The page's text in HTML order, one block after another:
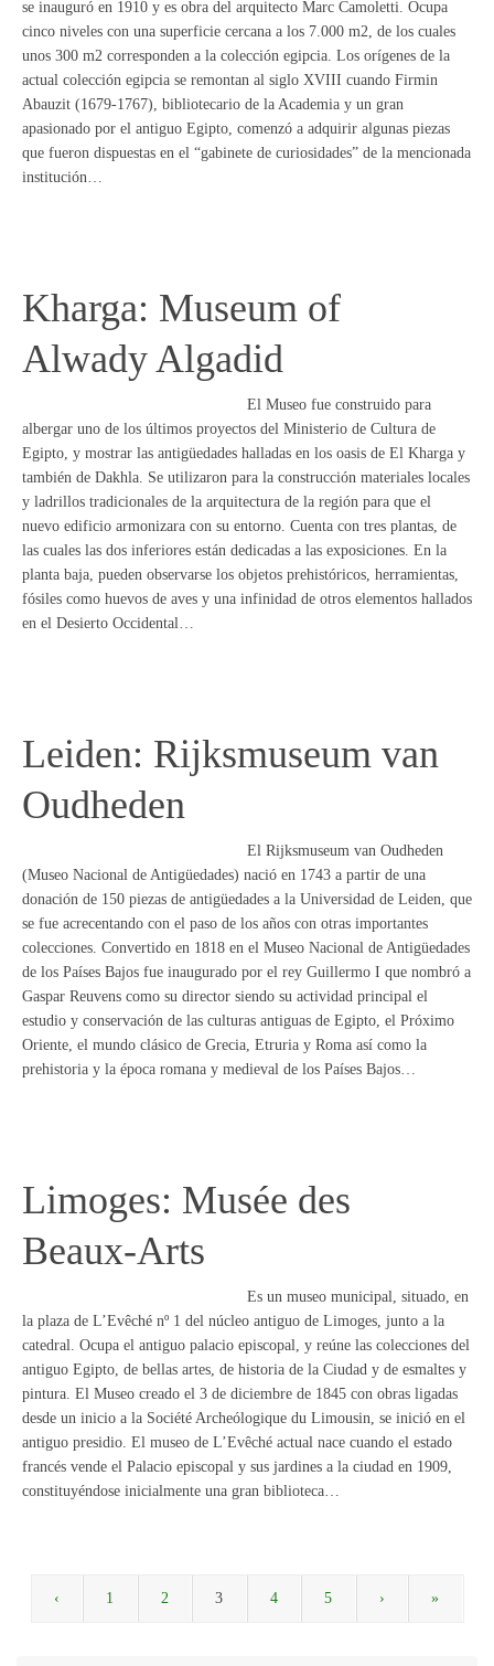
se inauguró en 1910 y es obra del arquitecto Marc Camoletti. Ocupa
cinco niveles con una superficie cercana a los 7.000 m2, de los cuales
unos 300 m2 corresponden a la colección egipcia. Los orígenes de la
actual colección egipcia se remontan al siglo XVIII cuando Firmin
Abauzit (1679-1767), bibliotecario de la Academia y un gran
apasionado por el antiguo Egipto, comenzó a adquirir algunas piezas
que fueron dispuestas en el “gabinete de curiosidades” de la mencionada
institución…
Kharga: Museum of
Alwady Algadid
El Museo fue construido para
albergar uno de los últimos proyectos del Ministerio de Cultura de
Egipto, y mostrar las antigüedades halladas en los oasis de El Kharga y
también de Dakhla. Se utilizaron para la construcción materiales locales
y ladrillos tradicionales de la arquitectura de la región para que el
nuevo edificio armonizara con su entorno. Cuenta con tres plantas, de
las cuales las dos inferiores están dedicadas a las exposiciones. En la
planta baja, pueden observarse los objetos prehistóricos, herramientas,
fósiles como huevos de aves y una infinidad de otros elementos hallados
en el Desierto Occidental…
Leiden: Rijksmuseum van
Oudheden
El Rijksmuseum van Oudheden
(Museo Nacional de Antigüedades) nació en 1743 a partir de una
donación de 150 piezas de antigüedades a la Universidad de Leiden, que
se fue acrecentando con el paso de los años con otras importantes
colecciones. Convertido en 1818 en el Museo Nacional de Antigüedades
de los Países Bajos fue inaugurado por el rey Guillermo I que nombró a
Gaspar Reuvens como su director siendo su actividad principal el
estudio y conservación de las culturas antiguas de Egipto, el Próximo
Oriente, el mundo clásico de Grecia, Etruria y Roma así como la
prehistoria y la época romana y medieval de los Países Bajos…
Limoges: Musée des
Beaux-Arts
Es un museo municipal, situado, en
la plaza de L’Evêché nº 1 del núcleo antiguo de Limoges, junto a la
catedral. Ocupa el antiguo palacio episcopal, y reúne las colecciones del
antiguo Egipto, de bellas artes, de historia de la Ciudad y de esmaltes y
pintura. El Museo creado el 3 de diciembre de 1845 con obras ligadas
desde un inicio a la Société Archeólogique du Limousin, se inició en el
antiguo presidio. El museo de L’Evêché actual nace cuando el estado
francés vende el Palacio episcopal y sus jardines a la ciudad en 1909,
constituyéndose inicialmente una gran biblioteca…
‹ 1 2 3 4 5 › »